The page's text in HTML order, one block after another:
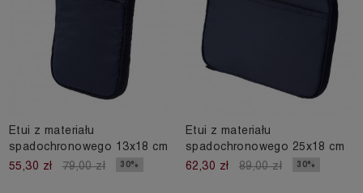
Etui z materiału
spadochronowego 13x18 cm
55,30 zł
79,00 zł 30%
Etui z materiału
spadochronowego 25x18 cm
62,30 zł
89,00 zł 30%